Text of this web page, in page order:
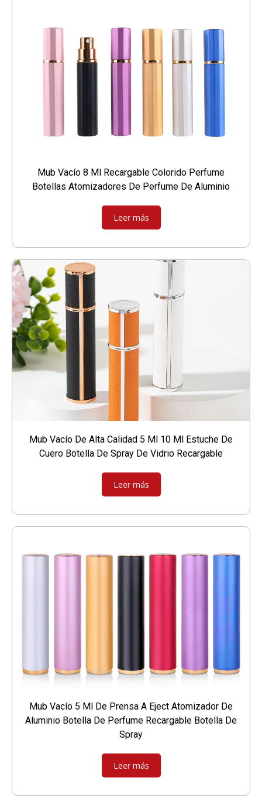
Mub Vacío 8 Ml Recargable Colorido Perfume
Botellas Atomizadores De Perfume De Aluminio
Leer más
Mub Vacío De Alta Calidad 5 Ml 10 Ml Estuche De
Cuero Botella De Spray De Vidrio Recargable
Leer más
Mub Vacío 5 Ml De Prensa A Eject Atomizador De
Aluminio Botella De Perfume Recargable Botella De
Spray
Leer más